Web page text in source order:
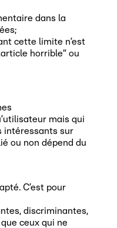
dans la
cette limite n’est
horrible“ ou
mais qui
intéressants sur
ou non dépend du
C’est pour
discriminantes,
ceux qui ne